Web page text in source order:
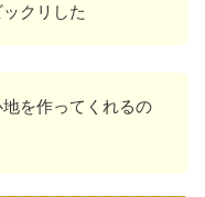
クリした
を作ってくれるの